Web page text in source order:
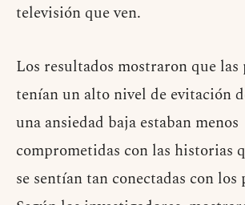
televisión que ven.
Los resultados mostraron que las
tenían un alto nivel de evitación
una ansiedad baja estaban menos
comprometidas con las historias
se sentían tan conectadas con los